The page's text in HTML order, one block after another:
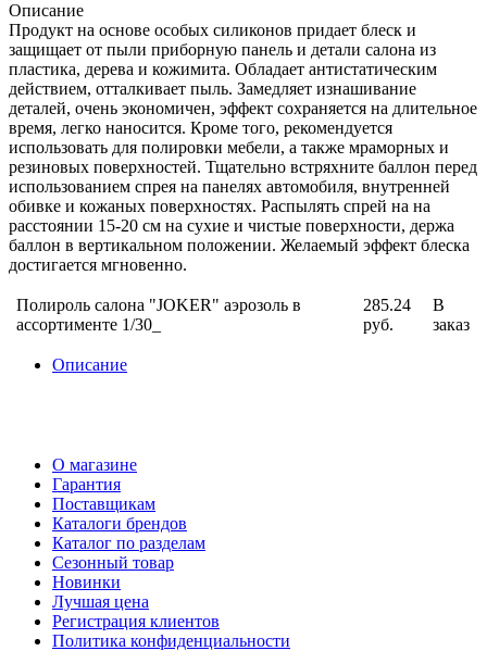
Описание
Продукт на основе особых силиконов придает блеск и
защищает от пыли приборную панель и детали салона из
пластика, дерева и кожимита. Обладает антистатическим
действием, отталкивает пыль. Замедляет изнашивание
деталей, очень экономичен, эффект сохраняется на длительное
время, легко наносится. Кроме того, рекомендуется
использовать для полировки мебели, а также мраморных и
резиновых поверхностей. Тщательно встряхните баллон перед
использованием спрея на панелях автомобиля, внутренней
обивке и кожаных поверхностях. Распылять спрей на на
расстоянии 15-20 см на сухие и чистые поверхности, держа
баллон в вертикальном положении. Желаемый эффект блеска
достигается мгновенно.
Полироль cалона "JOKER" аэрозоль в
ассортименте 1/30_
285.24
руб.
В
заказ
Описание
О магазине
Гарантия
Поставщикам
Каталоги брендов
Каталог по разделам
Сезонный товар
Новинки
Лучшая цена
Регистрация клиентов
Политика конфиденциальности